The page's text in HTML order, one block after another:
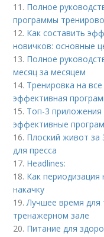
11. Полное
программы
12. Как составить
новичков: основные
13. Полное
месяц за месяцем
14. Тренировка на
эффективная
15. Топ-3
эффективные
16. Плоский живот за
для пресса
17. Headlines:
18. Как
накачку
19. Лучшее время для
тренажерном зале
20. Питание для